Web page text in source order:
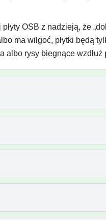
OSB z nadzieją, że
ma wilgoć, płytki będą
rysy biegnące wzdłuż